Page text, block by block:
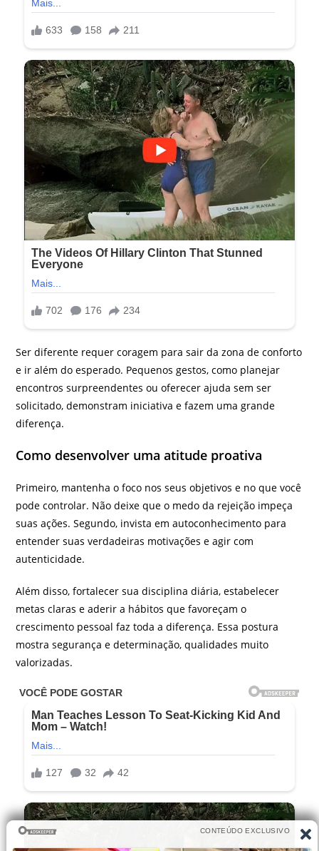
Ser diferente requer coragem para sair da zona de conforto
e ir além do esperado. Pequenos gestos, como planejar
encontros surpreendentes ou oferecer ajuda sem ser
solicitado, demonstram iniciativa e fazem uma grande
diferença.
Como desenvolver uma atitude proativa
Primeiro, mantenha o foco nos seus objetivos e no que você
pode controlar. Não deixe que o medo da rejeição impeça
suas ações. Segundo, invista em autoconhecimento para
entender suas verdadeiras motivações e agir com
autenticidade.
Além disso, fortalecer sua disciplina diária, estabelecer
metas claras e aderir a hábitos que favoreçam o
crescimento pessoal faz toda a diferença. Essa postura
mostra segurança e determinação, qualidades muito
valorizadas.